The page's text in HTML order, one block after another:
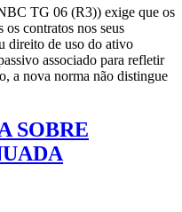
TG 06 (R3)) exige que os
os contratos nos seus
direito de uso do ativo
associado para refletir
a nova norma não distingue
SOBRE